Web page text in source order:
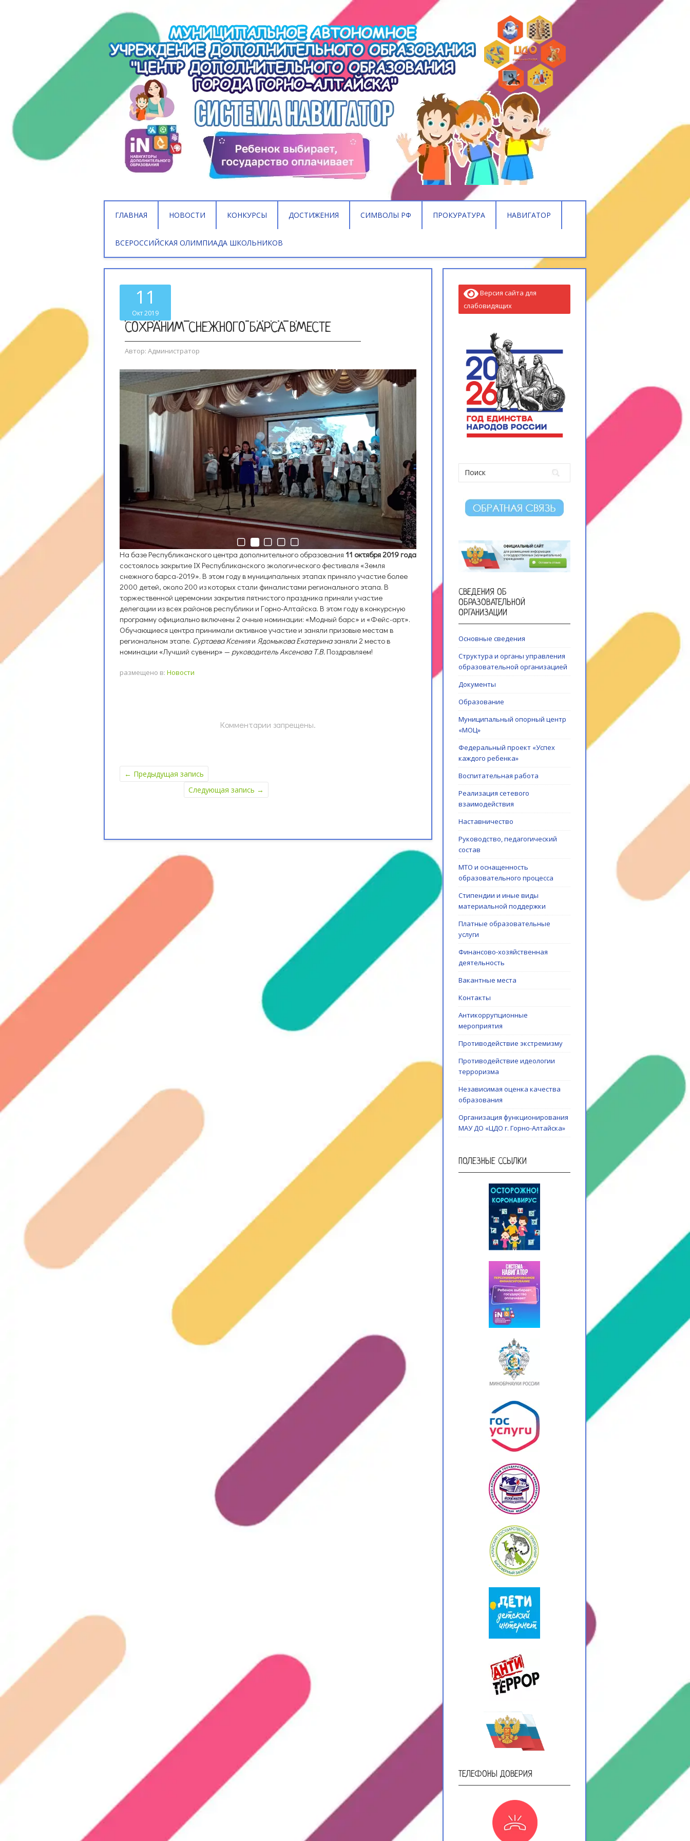
ГЛАВНАЯ НОВОСТИ КОНКУРСЫ ДОСТИЖЕНИЯ СИМВОЛЫ РФ ПРОКУРАТУРА НАВИГАТОР
ВСЕРОССИЙСКАЯ ОЛИМПИАДА ШКОЛЬНИКОВ
11
Окт 2019
СОХРАНИМ СНЕЖНОГО БАРСА ВМЕСТЕ
Автор: Администратор
На базе Республиканского центра дополнительного образования 11 октября 2019 года
состоялось закрытие IX Республиканского экологического фестиваля «Земля
снежного барса-2019». В этом году в муниципальных этапах приняло участие более
2000 детей, около 200 из которых стали финалистами регионального этапа. В
торжественной церемонии закрытия пятнистого праздника приняли участие
делегации из всех районов республики и Горно-Алтайска. В этом году в конкурсную
программу официально включены 2 очные номинации: «Модный барс» и «Фейс-арт».
Обучающиеся центра принимали активное участие и заняли призовые местам в
региональном этапе. Суртаева Ксенияи Ядомыкова Екатериназаняли 2 место в
номинации «Лучший сувенир» — руководитель Аксенова Т.В. Поздравляем!
размещено в: Новости
Комментарии запрещены.
← Предыдущая запись
Следующая запись →
Версия сайта для
слабовидящих
СВЕДЕНИЯ ОБ
ОБРАЗОВАТЕЛЬНОЙ
ОРГАНИЗАЦИИ
Основные сведения
Структура и органы управления
образовательной организацией
Документы
Образование
Муниципальный опорный центр
«МОЦ»
Федеральный проект «Успех
каждого ребенка»
Воспитательная работа
Реализация сетевого
взаимодействия
Наставничество
Руководство, педагогический
состав
МТО и оснащенность
образовательного процесса
Стипендии и иные виды
материальной поддержки
Платные образовательные
услуги
Финансово-хозяйственная
деятельность
Вакантные места
Контакты
Антикоррупционные
мероприятия
Противодействие экстремизму
Противодействие идеологии
терроризма
Независимая оценка качества
образования
Организация функционирования
МАУ ДО «ЦДО г. Горно-Алтайска»
ПОЛЕЗНЫЕ ССЫЛКИ
ТЕЛЕФОНЫ ДОВЕРИЯ